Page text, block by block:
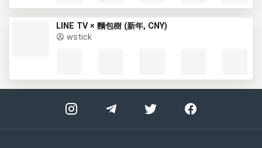
LINE TV × 麵包樹 (新年, CNY)
wstick